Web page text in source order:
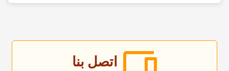
اتصل بنا